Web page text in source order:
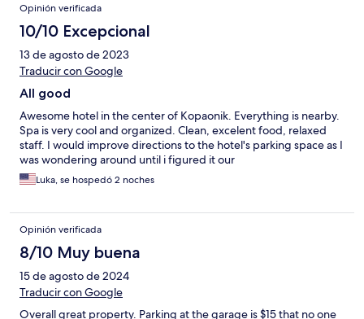
Opinión verificada
10/10 Excepcional
13 de agosto de 2023
Traducir con Google
All good
Awesome hotel in the center of Kopaonik. Everything is nearby.
Spa is very cool and organized. Clean, excelent food, relaxed
staff. I would improve directions to the hotel's parking space as I
was wondering around until i figured it our
Luka, se hospedó 2 noches
Opinión verificada
8/10 Muy buena
15 de agosto de 2024
Traducir con Google
Overall great property. Parking at the garage is $15 that no one